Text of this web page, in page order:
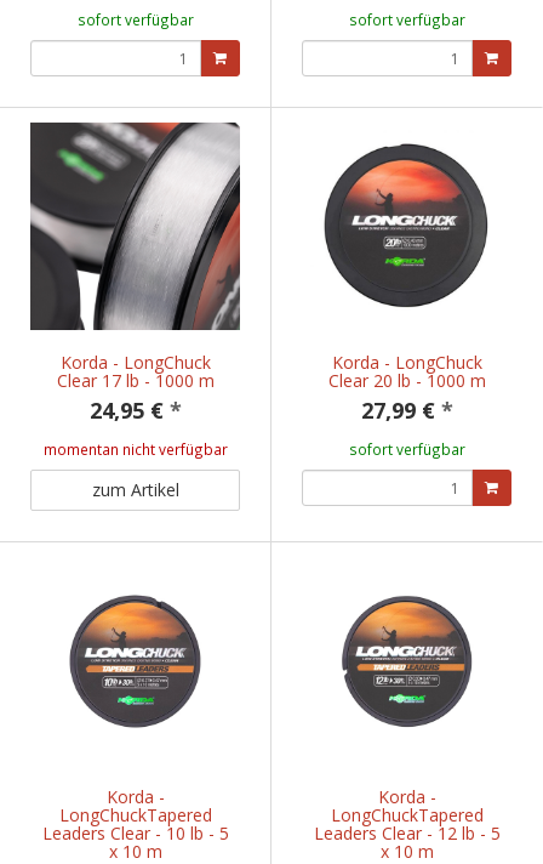
sofort verfügbar sofort verfügbar
Korda - LongChuck
Clear 17 lb - 1000 m
24,95 € *
momentan nicht verfügbar
zum Artikel
Korda - LongChuck
Clear 20 lb - 1000 m
27,99 € *
sofort verfügbar
Korda -
LongChuckTapered
Leaders Clear - 10 lb - 5
x 10 m
Korda -
LongChuckTapered
Leaders Clear - 12 lb - 5
x 10 m